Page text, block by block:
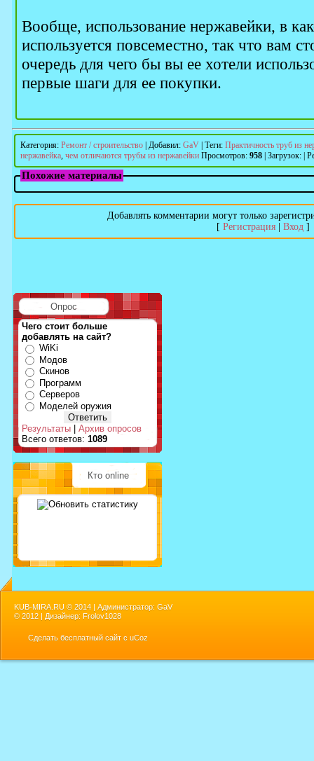
Вообще, использование нержавейки, в
используется повсеместно, так что вам
очередь для чего бы вы ее хотели
первые шаги для ее покупки.
Категория: Ремонт / строительство Добавил: GaV Теги: Практичность труб из
нержавейка, чем отличаются трубы из нержавейки Просмотров: 958 Загрузок:
Похожие материалы
Добавлять комментарии могут только
[ Регистрация| Вход]
Опрос
Чего стоит больше
добавлять на сайт?
WiKi
Модов
Скинов
Программ
Серверов
Моделей оружия
Результаты
Архив опросов
Всего ответов: 1089
Кто online
KUB-MIRA.RU © 2014 | Администратор: GaV
© 2012 | Дизайнер: Frolov1028
Сделать бесплатный сайт с uCoz